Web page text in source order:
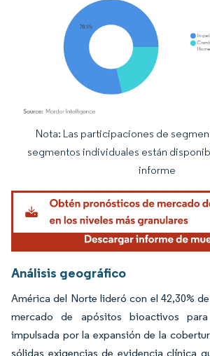
Imagen © Mordor Intelligence. El uso requiere
Nota: Las participaciones de
segmentos individuales están
informe
Análisis geográfico
América del Norte lideró con el 42,30%
mercado de apósitos bioactivos
impulsada por la expansión de la
sólidas exigencias de evidencia clínica